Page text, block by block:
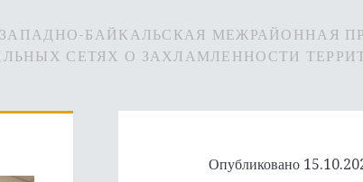
ЗАПАДНО-БАЙКАЛЬСКАЯ МЕЖРАЙОННАЯ
СЕТЯХ О ЗАХЛАМЛЕННОСТИ
Опубликовано